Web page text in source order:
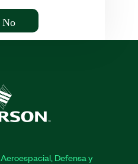
No
Aeroespacial, Defensa y